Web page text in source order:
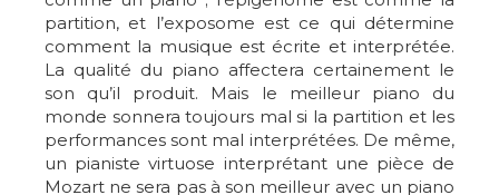
partition, et l’exposome est ce qui détermine
comment la musique est écrite et interprétée.
La qualité du piano affectera certainement le
son qu’il produit. Mais le meilleur piano du
monde sonnera toujours mal si la partition et les
performances sont mal interprétées. De même,
un pianiste virtuose interprétant une pièce de
Mozart ne sera pas à son meilleur avec un piano